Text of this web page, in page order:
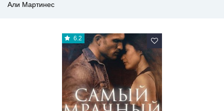
Али Мартинес
6.2